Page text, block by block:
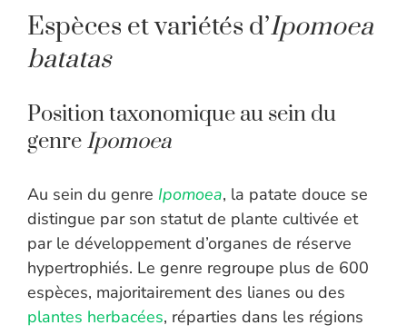
Espèces et variétés d’Ipomoea
batatas
Position taxonomique au sein du
genre Ipomoea
Au sein du genre Ipomoea, la patate douce se
distingue par son statut de plante cultivée et
par le développement d’organes de réserve
hypertrophiés. Le genre regroupe plus de 600
espèces, majoritairement des lianes ou des
plantes herbacées, réparties dans les régions